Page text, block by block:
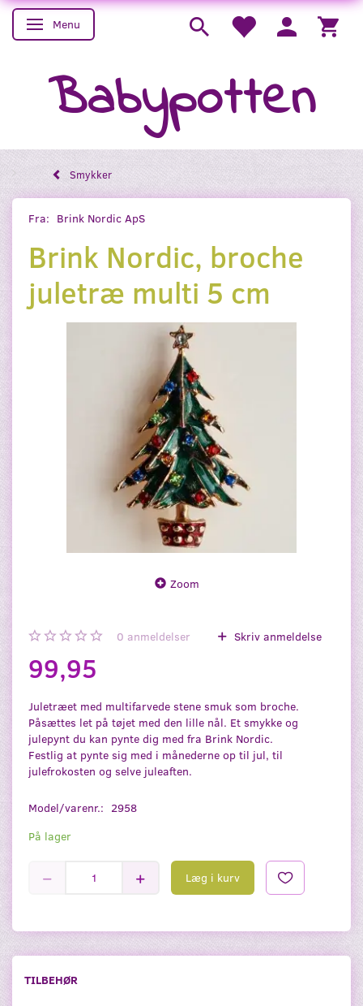
Skifte navigation
Menu
Babypotten
Smykker
Fra: Brink Nordic ApS
Brink Nordic, broche
juletræ multi 5 cm
Zoom
0 anmeldelser Skriv anmeldelse
99,95
Juletræet med multifarvede stene smuk som broche.
Påsættes let på tøjet med den lille nål. Et smykke og
julepynt du kan pynte dig med fra Brink Nordic.
Festlig at pynte sig med i månederne op til jul, til
julefrokosten og selve juleaften.
Model/varenr.: 2958
På lager
Læg i kurv
TILBEHØR